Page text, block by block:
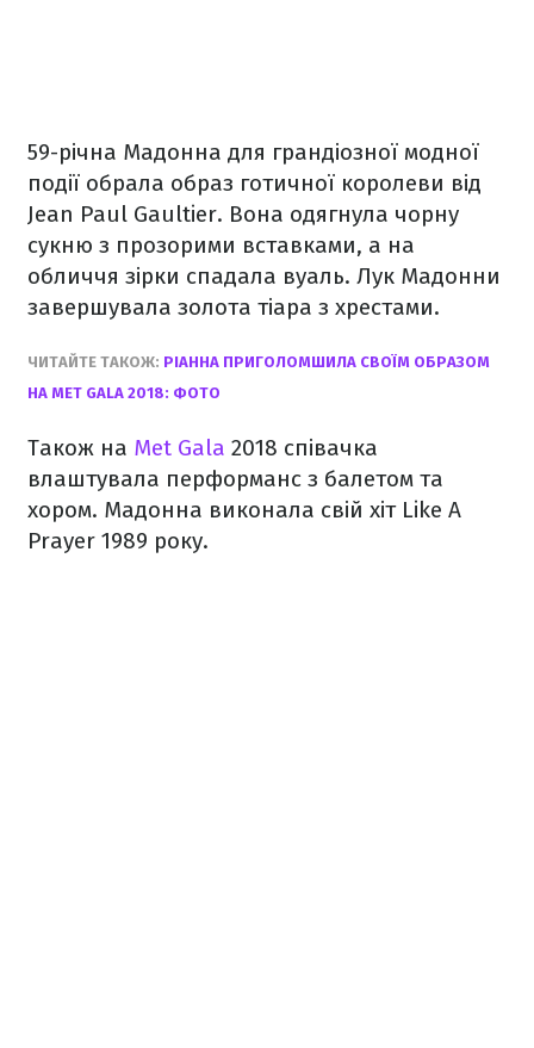
59-річна Мадонна для грандіозної модної
події обрала образ готичної королеви від
Jean Paul Gaultier. Вона одягнула чорну
сукню з прозорими вставками, а на
обличчя зірки спадала вуаль. Лук Мадонни
завершувала золота тіара з хрестами.
ЧИТАЙТЕ ТАКОЖ: РІАННА ПРИГОЛОМШИЛА СВОЇМ ОБРАЗОМ
НА MET GALA 2018: ФОТО
Також на Met Gala 2018 співачка
влаштувала перформанс з балетом та
хором. Мадонна виконала свій хіт Like A
Prayer 1989 року.